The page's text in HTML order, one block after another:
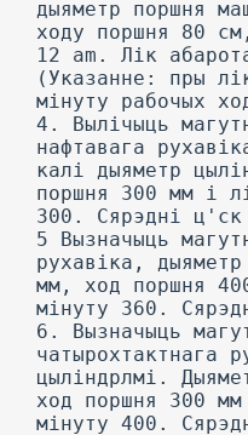
дыяметр поршня
ходу поршня 80
12 am. Лік
(Указанне: пры
мінуту рабочых
4. Вылічыць
нафтавага
калі дыяметр
поршня 300 мм і
300. Сярэдні ц'ск
5 Вызначыць
рухавіка,
мм, ход поршня
мінуту 360.
6. Вызначыць
чатырохтактнага
цыліндрлмі.
ход поршня 300
мінуту 400.